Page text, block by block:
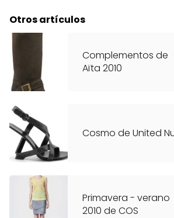
Otros artículos
Complementos de
Aïta 2010
Cosmo de United
Primavera - verano
2010 de COS